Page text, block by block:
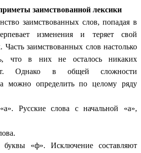
заимствованной лексики
слов, попадая в
изменения и теряет свой
заимствованных слов настолько
что в них не осталось никаких
Однако в общей сложности
можно определить по целому ряду
Русские слова с начальной «а»,
«ф». Исключение составляют